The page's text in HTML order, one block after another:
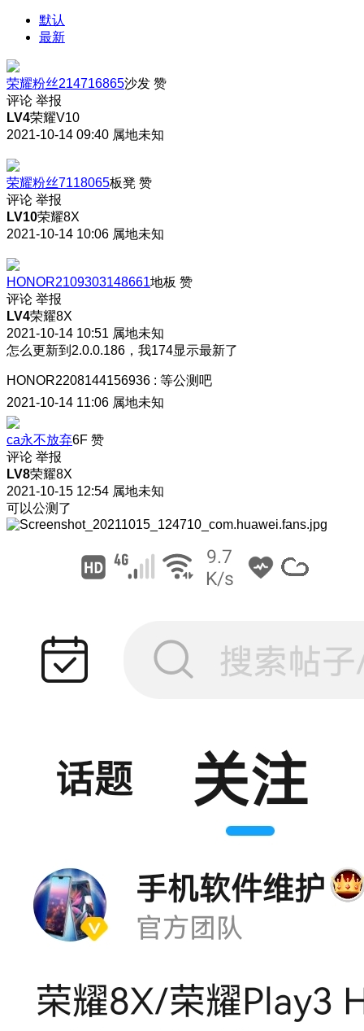
默认
最新
荣耀粉丝214716865沙发 赞
评论 举报
LV4荣耀V10
2021-10-14 09:40 属地未知
荣耀粉丝7118065板凳 赞
评论 举报
LV10荣耀8X
2021-10-14 10:06 属地未知
HONOR2109303148661地板 赞
评论 举报
LV4荣耀8X
2021-10-14 10:51 属地未知
怎么更新到2.0.0.186，我174显示最新了
HONOR2208144156936 : 等公测吧
2021-10-14 11:06 属地未知
ca永不放弃6F 赞
评论 举报
LV8荣耀8X
2021-10-15 12:54 属地未知
可以公测了